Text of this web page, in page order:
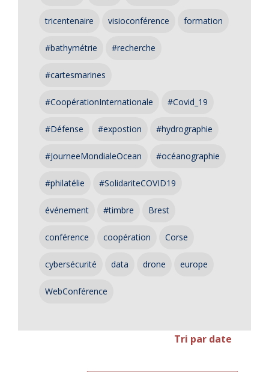
tricentenaire visioconférence formation
#bathymétrie #recherche
#cartesmarines
#CoopérationInternationale #Covid_19
#Défense #expostion #hydrographie
#JourneeMondialeOcean #océanographie
#philatélie #SolidariteCOVID19
événement #timbre Brest
conférence coopération Corse
cybersécurité data drone europe
WebConférence
Tri par date